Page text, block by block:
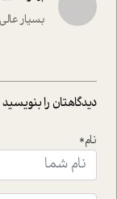
راهکارهای حل
بسیار
دیدگاهتان را بنویسید
نام*